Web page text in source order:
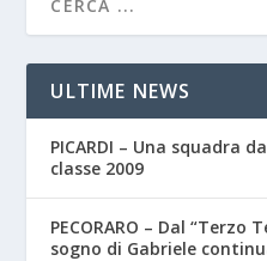
ULTIME NEWS
PICARDI – Una squadra
classe 2009
PECORARO – Dal “Terzo
sogno di Gabriele